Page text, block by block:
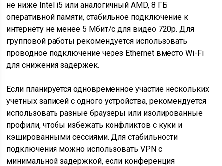
не ниже Intel i5 или аналогичный AMD, 8 ГБ
оперативной памяти, стабильное подключение к
интернету не менее 5 Мбит/с для видео 720p. Для
групповой работы рекомендуется использовать
проводное подключение через Ethernet вместо Wi-Fi
для снижения задержек.
Если планируется одновременное участие нескольких
учетных записей с одного устройства, рекомендуется
использовать разные браузеры или изолированные
профили, чтобы избежать конфликтов с куки и
кэшированными сессиями. Для стабильности
подключения можно использовать VPN с
минимальной задержкой, если конференция